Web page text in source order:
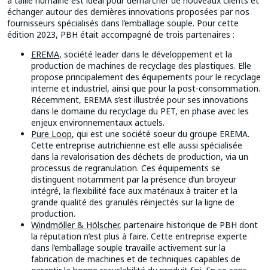
échanger autour des dernières innovations proposées par nos
fournisseurs spécialisés dans l’emballage souple. Pour cette
édition 2023, PBH était accompagné de trois partenaires :
EREMA, société leader dans le développement et la
production de machines de recyclage des plastiques. Elle
propose principalement des équipements pour le recyclage
interne et industriel, ainsi que pour la post-consommation.
Récemment, EREMA s’est illustrée pour ses innovations
dans le domaine du recyclage du PET, en phase avec les
enjeux environnementaux actuels.
Pure Loop, qui est une société soeur du groupe EREMA.
Cette entreprise autrichienne est elle aussi spécialisée
dans la revalorisation des déchets de production, via un
processus de regranulation. Ces équipements se
distinguent notamment par la présence d’un broyeur
intégré, la flexibilité face aux matériaux à traiter et la
grande qualité des granulés réinjectés sur la ligne de
production.
Windmöller & Hölscher, partenaire historique de PBH dont
la réputation n’est plus à faire. Cette entreprise experte
dans l’emballage souple travaille activement sur la
fabrication de machines et de techniques capables de